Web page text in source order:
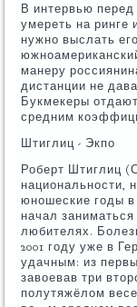
В интервью
умереть на ринге
нужно выслать
манеру
дистанции не
Букмекеры
средним
Штиглиц - Экпо
Роберт Штиглиц
национальности,
юношеские годы в
начал
любителях.
2001 году уже в
удачным: из
завоевав три
полутяжёлом